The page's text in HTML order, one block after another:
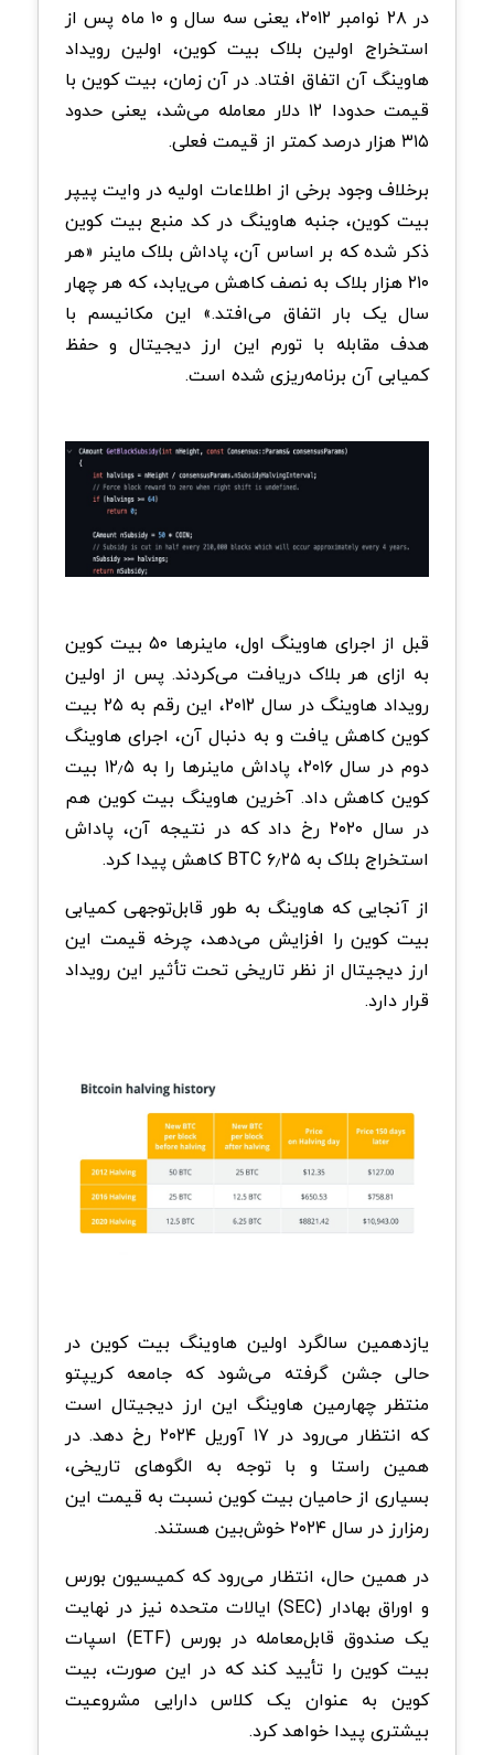
در ۲۸ نوامبر ۲۰۱۲، یعنی سه سال و ۱۰ ماه پس از
استخراج اولین بلاک بیت کوین، اولین رویداد
هاوینگ آن اتفاق افتاد. در آن زمان، بیت‌ کوین با
قیمت حدودا ۱۲ دلار معامله می‌شد، یعنی حدود
۳۱۵ هزار درصد کمتر از قیمت فعلی.
برخلاف وجود برخی از اطلاعات اولیه در وایت پیپر
بیت کوین، جنبه هاوینگ در کد منبع بیت کوین
ذکر شده که بر اساس آن، پاداش بلاک ماینر «هر
۲۱۰ هزار بلاک به نصف کاهش می‌یابد، که هر چهار
سال یک بار اتفاق می‌افتد.» این مکانیسم با
هدف مقابله با تورم این ارز دیجیتال و حفظ
کمیابی آن برنامه‌ریزی شده است.
قبل از اجرای هاوینگ اول، ماینرها ۵۰ بیت کوین
به ازای هر بلاک دریافت می‌کردند. پس از اولین
رویداد هاوینگ در سال ۲۰۱۲، این رقم به ۲۵ بیت
کوین کاهش یافت و به دنبال آن، اجرای هاوینگ
دوم در سال ۲۰۱۶، پاداش ماینرها را به ۱۲٫۵ بیت
کوین کاهش داد. آخرین هاوینگ بیت کوین هم
در سال ۲۰۲۰ رخ داد که در نتیجه آن، پاداش
استخراج بلاک به ۶٫۲۵ BTC کاهش پیدا کرد.
از آنجایی که هاوینگ به طور قابل‌توجهی کمیابی
بیت کوین را افزایش می‌دهد، چرخه قیمت این
ارز دیجیتال از نظر تاریخی تحت تأثیر این رویداد
قرار دارد.
یازدهمین سالگرد اولین هاوینگ بیت کوین در
حالی جشن گرفته می‌شود که جامعه کریپتو
منتظر چهارمین هاوینگ این ارز دیجیتال است
که انتظار می‌رود در ۱۷ آوریل ۲۰۲۴ رخ دهد. در
همین راستا و با توجه به الگوهای تاریخی،
بسیاری از حامیان بیت کوین نسبت به قیمت این
رمزارز در سال ۲۰۲۴ خوش‌بین هستند.
در همین حال، انتظار می‌رود که کمیسیون بورس
و اوراق بهادار (SEC) ایالات متحده نیز در نهایت
یک صندوق قابل‌معامله در بورس (ETF) اسپات
بیت کوین را تأیید کند که در این صورت، بیت
کوین به عنوان یک کلاس دارایی مشروعیت
بیشتری پیدا خواهد کرد.